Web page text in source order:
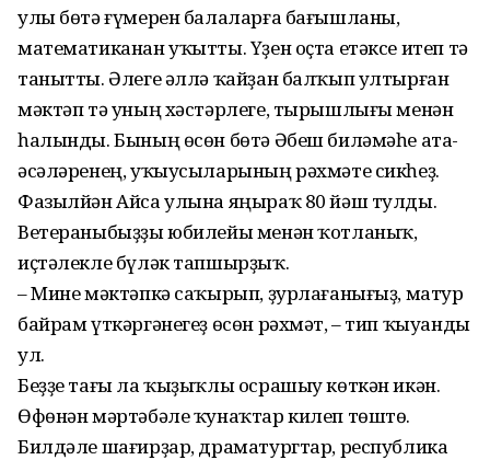
улы бөтә ғүмерен балаларға бағышланы,
математиканан уҡытты. Үҙен оҫта етәксе итеп тә
танытты. Әлеге әллә ҡайҙан балҡып ултырған
мәктәп тә уның хәстәрлеге, тырышлығы менән
һалынды. Бының өсөн бөтә Әбеш биләмәһе ата-
әсәләренең, уҡыусыларының рәхмәте сикһеҙ.
Фазылйән Айса улына яңыраҡ 80 йәш тулды.
Ветераныбыҙҙы юбилейы менән ҡотланыҡ,
иҫтәлекле бүләк тапшырҙыҡ.
– Мине мәктәпкә саҡырып, ҙурлағанығыҙ, матур
байрам үткәргәнегеҙ өсөн рәхмәт, – тип ҡыуанды
ул.
Беҙҙе тағы ла ҡыҙыҡлы осрашыу көткән икән.
Өфөнән мәртәбәле ҡунаҡтар килеп төштө.
Билдәле шағирҙар, драматургтар, республика